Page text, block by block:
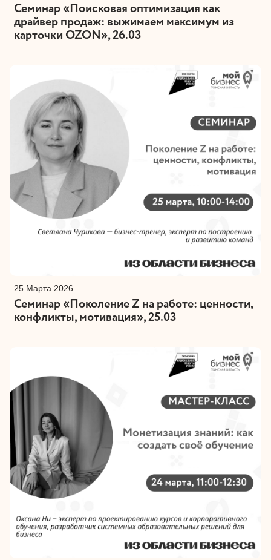
Семинар «Поисковая оптимизация как
драйвер продаж: выжимаем максимум из
карточки OZON», 26.03
25 Марта 2026
Семинар «Поколение Z на работе: ценности,
конфликты, мотивация», 25.03